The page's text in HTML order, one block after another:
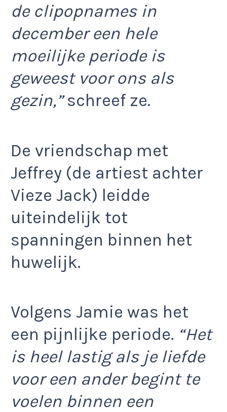
de clipopnames in
december een hele
moeilijke periode is
geweest voor ons als
gezin,”schreef ze.
De vriendschap met
Jeffrey (de artiest achter
Vieze Jack) leidde
uiteindelijk tot
spanningen binnen het
huwelijk.
Volgens Jamie was het
een pijnlijke periode. “Het
is heel lastig als je liefde
voor een ander begint te
voelen binnen een